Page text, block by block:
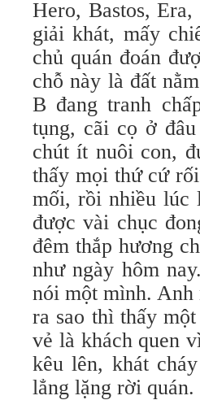
Hero, Bastos,
giải khát, mấy
chủ quán đoán
chỗ này là đất
B đang tranh
tụng, cãi cọ ở
chút ít nuôi con,
thấy mọi thứ cứ
mối, rồi nhiều lúc
được vài chục
đêm thắp hương
như ngày hôm
nói một mình.
ra sao thì thấy
vẻ là khách quen
kêu lên, khát
lẳng lặng rời quán.